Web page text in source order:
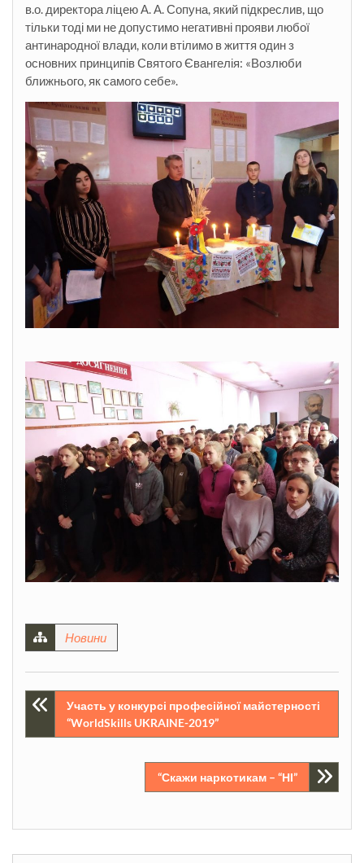
в.о. директора ліцею А. А. Сопуна, який підкреслив, що
тільки тоді ми не допустимо негативні прояви любої
антинародної влади, коли втілимо в життя один з
основних принципів Святого Євангелія: «Возлюби
ближнього, як самого себе».
Новини
Навігація
записів
Участь у конкурсі професійної майстерності
“WorldSkills UKRAINE-2019”
“Скажи наркотикам – “НІ”